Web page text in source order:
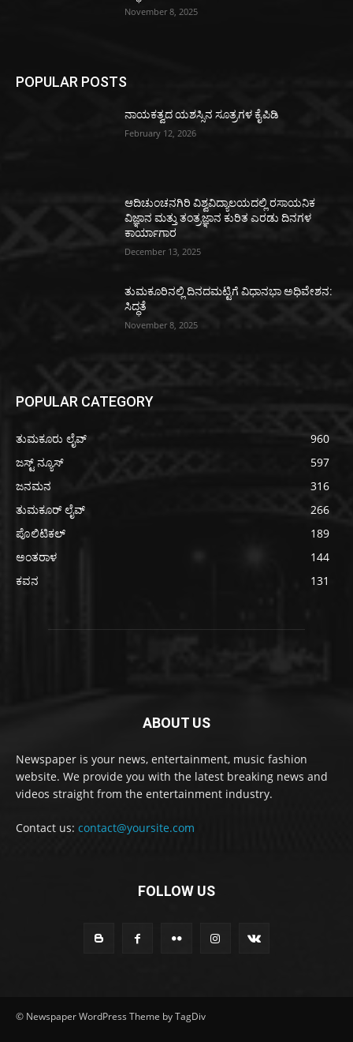
November 8, 2025
POPULAR POSTS
ನಾಯಕತ್ವದ ಯಶಸ್ಸಿನ ಸೂತ್ರಗಳ ಕೈಪಿಡಿ
February 12, 2026
ಆದಿಚುಂಚನಗಿರಿ ವಿಶ್ವವಿದ್ಯಾಲಯದಲ್ಲಿ ರಸಾಯನಿಕ
ವಿಜ್ಞಾನ ಮತ್ತು ತಂತ್ರಜ್ಞಾನ ಕುರಿತ ಎರಡು ದಿನಗಳ
ಕಾರ್ಯಾಗಾರ
December 13, 2025
ತುಮಕೂರಿನಲ್ಲಿ ದಿನದಮಟ್ಟಿಗೆ ವಿಧಾನಭಾ ಅಧಿವೇಶನ:
ಸಿದ್ಧತೆ
November 8, 2025
POPULAR CATEGORY
ತುಮಕೂರು ಲೈವ್
960
ಜಸ್ಟ್ ನ್ಯೂಸ್
597
ಜನಮನ
316
ತುಮಕೂರ್ ಲೈವ್
266
ಪೊಲಿಟಿಕಲ್
189
ಅಂತರಾಳ
144
ಕವನ
131
ABOUT US
Newspaper is your news, entertainment, music fashion
website. We provide you with the latest breaking news and
videos straight from the entertainment industry.
Contact us: contact@yoursite.com
FOLLOW US
© Newspaper WordPress Theme by TagDiv